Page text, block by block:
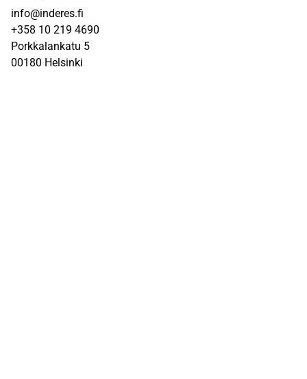
info@inderes.fi
+358 10 219 4690
Porkkalankatu 5
00180 Helsinki